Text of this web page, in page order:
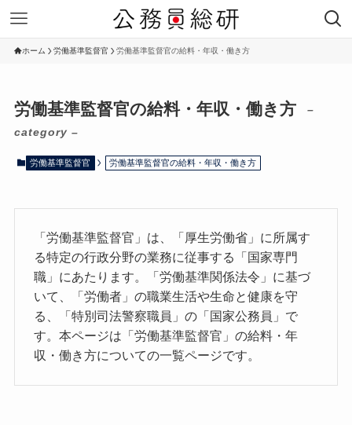
ホーム 労働基準監督官 労働基準監督官の給料・年収・働き方
労働基準監督官の給料・年収・働き方
–
category –
労働基準監督官 労働基準監督官の給料・年収・働き方
「労働基準監督官」は、「厚生労働省」に所属す
る特定の行政分野の業務に従事する「国家専門
職」にあたります。「労働基準関係法令」に基づ
いて、「労働者」の職業生活や生命と健康を守
る、「特別司法警察職員」の「国家公務員」で
す。本ページは「労働基準監督官」の給料・年
収・働き方についての一覧ページです。